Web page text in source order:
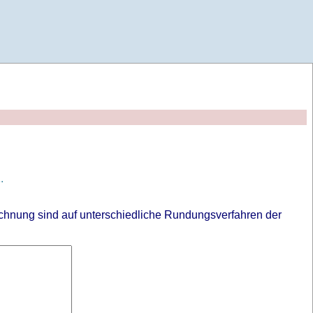
sind auf unterschiedliche Rundungsverfahren der